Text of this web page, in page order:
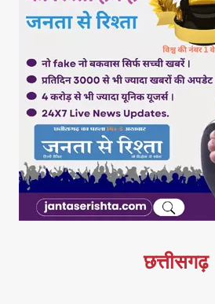
छत्तीसगढ़